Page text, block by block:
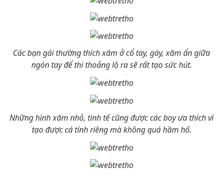
Các bạn gái thường thích xăm ở cổ tay, gáy, xăm ẩn giữa
ngón tay để thi thoảng lộ ra sẽ rất tạo sức hút.
Những hình xăm nhỏ, tinh tế cũng được các boy ưa thích vì
tạo được cá tính riêng mà không quá hầm hố.